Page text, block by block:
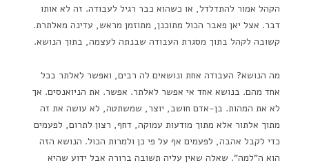
הקהל אמור להתדלדל, או כשהוא כבר רגיל לעבודה. זה לא אותו
דבר. אצל יאן פאבר הכול מתוכנן, מתוזמן מראש, עדינה מאלתרת.
קשובה לקהל בתוך מסגרת העבודה שבנתה לעצמה, בתוך הנושא.
מה הנושא? העבודה אחת ונושאים לה רבים, ואפשר לאלתר בכל
אחד מהם. בנושא אחד אי אפשר לאלתר. אפשר. את הניואנסים. אך
לא את המהות. בן-אדם חושב, יוצר, שמשתטה, לא עושה את זה
מתוך אלתור אלא מתוך מודעות עמוקה, דחף, רצון לתרום, לפעמים
כדי לקבל אהבה, לפעמים אף על פי כן ולמרות הכול. הנושא הזה
הוא ה"למה". שאלה שאין עליה תשובה ברורה אבל ידוע שהיא